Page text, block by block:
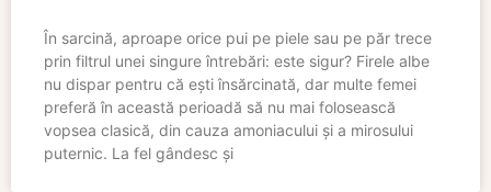
În sarcină, aproape orice pui pe piele sau pe păr trece
prin filtrul unei singure întrebări: este sigur? Firele albe
nu dispar pentru că ești însărcinată, dar multe femei
preferă în această perioadă să nu mai folosească
vopsea clasică, din cauza amoniacului și a mirosului
puternic. La fel gândesc și